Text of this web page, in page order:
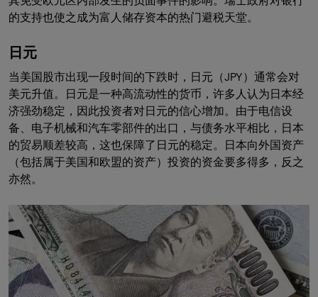
的支持也使之成为富人储存资本的热门避税天堂。
日元
当美国股市出现一段时间的下跌时，日元（JPY）通常会对
美元升值。日元是一种高流动性的货币，许多人认为日本经
济强劲稳定，因此投资者对日元的信心增加。由于电信设
备、电子机械和汽车零部件的出口，与债务水平相比，日本
的贸易顺差较高，这也保障了日元的稳定。日本向外国资产
（包括属于美国和欧盟的资产）投资的资金要多得多，反之
亦然。